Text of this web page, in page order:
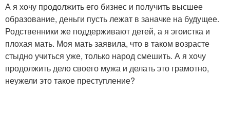
А я хочу продолжить его бизнес и получить высшее
образование, деньги пусть лежат в заначке на будущее.
Родственники же поддерживают детей, а я эгоистка и
плохая мать. Моя мать заявила, что в таком возрасте
стыдно учиться уже, только народ смешить. А я хочу
продолжить дело своего мужа и делать это грамотно,
неужели это такое преступление?